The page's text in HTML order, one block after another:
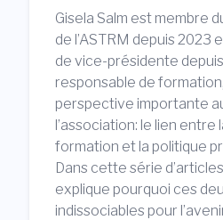
Gisela Salm est membre
de l’ASTRM depuis 2023
de vice-présidente
responsable de
perspective importante
l’association: le lien entre
formation et la politique
Dans cette série
explique pourquoi ces
indissociables pour